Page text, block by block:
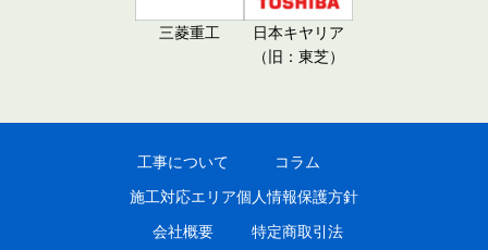
三菱重工
日本キヤリア
（旧：東芝）
工事について
施工対応エリア
会社概要
コラム
個人情報保護方針
特定商取引法